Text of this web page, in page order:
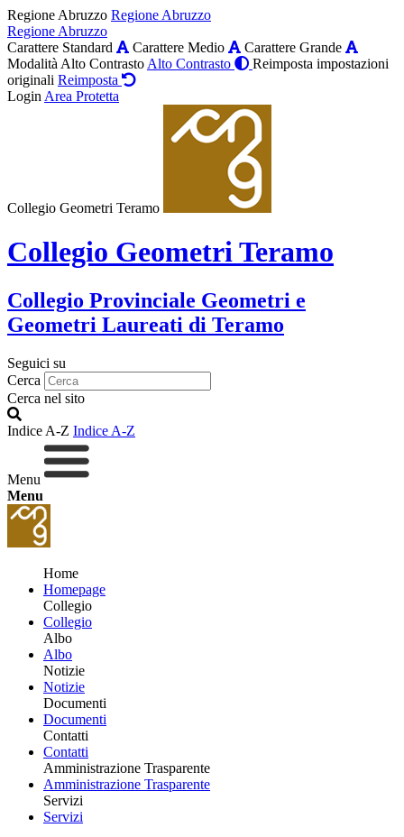
Regione Abruzzo Regione Abruzzo
Regione Abruzzo
Carattere Standard
Carattere Medio
Carattere Grande
Modalità Alto Contrasto Alto Contrasto
Reimposta impostazioni
originali Reimposta
Login Area Protetta
Collegio Geometri Teramo
Collegio Geometri Teramo
Collegio Provinciale Geometri e
Geometri Laureati di Teramo
Seguici su
Cerca
Cerca nel sito
Indice A-Z Indice A-Z
Menu
Menu
Home
Homepage
Collegio
Collegio
Albo
Albo
Notizie
Notizie
Documenti
Documenti
Contatti
Contatti
Amministrazione Trasparente
Amministrazione Trasparente
Servizi
Servizi